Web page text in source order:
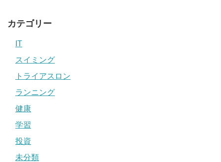
カテゴリー
IT
スイミング
トライアスロン
ランニング
健康
学習
投資
未分類